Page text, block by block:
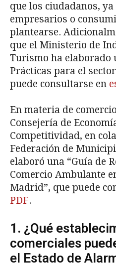
que los ciudadanos,
empresarios o
plantearse.
que el Ministerio de
Turismo ha elaborado
Prácticas para el
puede consultarse en
En materia de
Consejería de
Competitividad, en
Federación de
elaboró una “Guía de
Comercio Ambulante
Madrid”, que puede
PDF.
1. ¿Qué
comerciales
el Estado de